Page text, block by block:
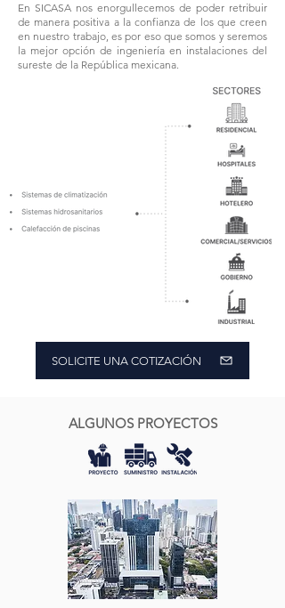
En SICASA nos enorgullecemos de poder retribuir
de manera positiva a la confianza de los que creen
en nuestro trabajo, es por eso que somos y seremos
la mejor opción de ingeniería en instalaciones del
sureste de la República mexicana.
SOLICITE UNA COTIZACIÓN
ALGUNOS PROYECTOS